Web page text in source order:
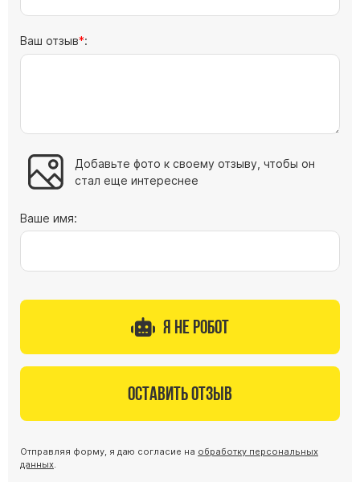
Ваш отзыв :
Добавьте фото к своему отзыву, чтобы он
стал еще интереснее
Ваше имя:
Я не робот
Оставить отзыв
Отправляя форму, я даю согласие на обработку персональных
данных